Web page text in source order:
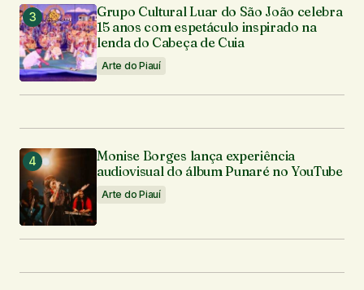
Grupo Cultural Luar do São João celebra
15 anos com espetáculo inspirado na
lenda do Cabeça de Cuia
Arte do Piauí
Monise Borges lança experiência
audiovisual do álbum Punaré no YouTube
Arte do Piauí